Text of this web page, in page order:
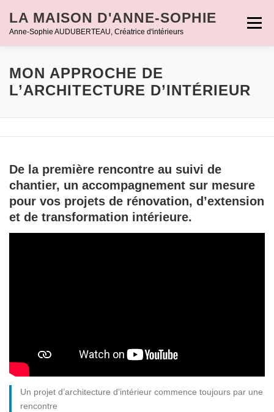
contenu
LA MAISON D'ANNE-SOPHIE
Anne-Sophie AUDUBERTEAU, Créatrice d'intérieurs
Menu
ACCUEIL PORTRAIT PARTICULIERS
MON APPROCHE DE
L’ARCHITECTURE D’INTÉRIEUR
De la première rencontre au suivi de
chantier, un accompagnement sur mesure
pour vos projets de rénovation, d’extension
et de transformation intérieure.
Un projet d’architecture d’intérieur commence toujours par une
rencontre